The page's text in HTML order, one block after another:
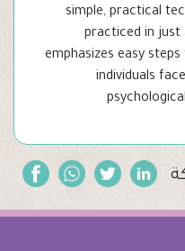
simple, practical
practiced in just
emphasizes easy
individuals